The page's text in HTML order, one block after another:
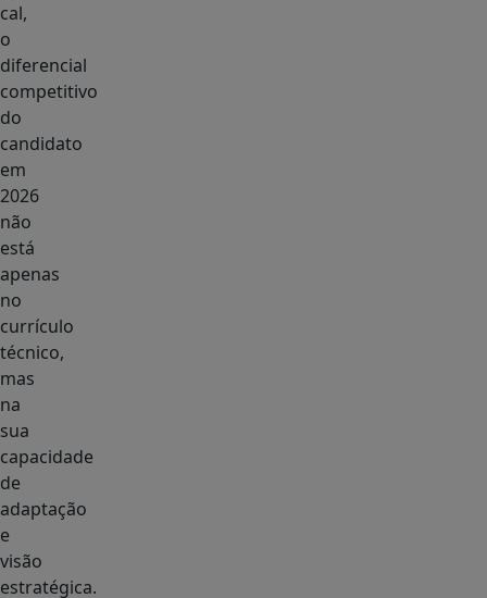
cal,
o
diferencial
competitivo
do
candidato
em
2026
não
está
apenas
no
currículo
técnico,
mas
na
sua
capacidade
de
adaptação
e
visão
estratégica.